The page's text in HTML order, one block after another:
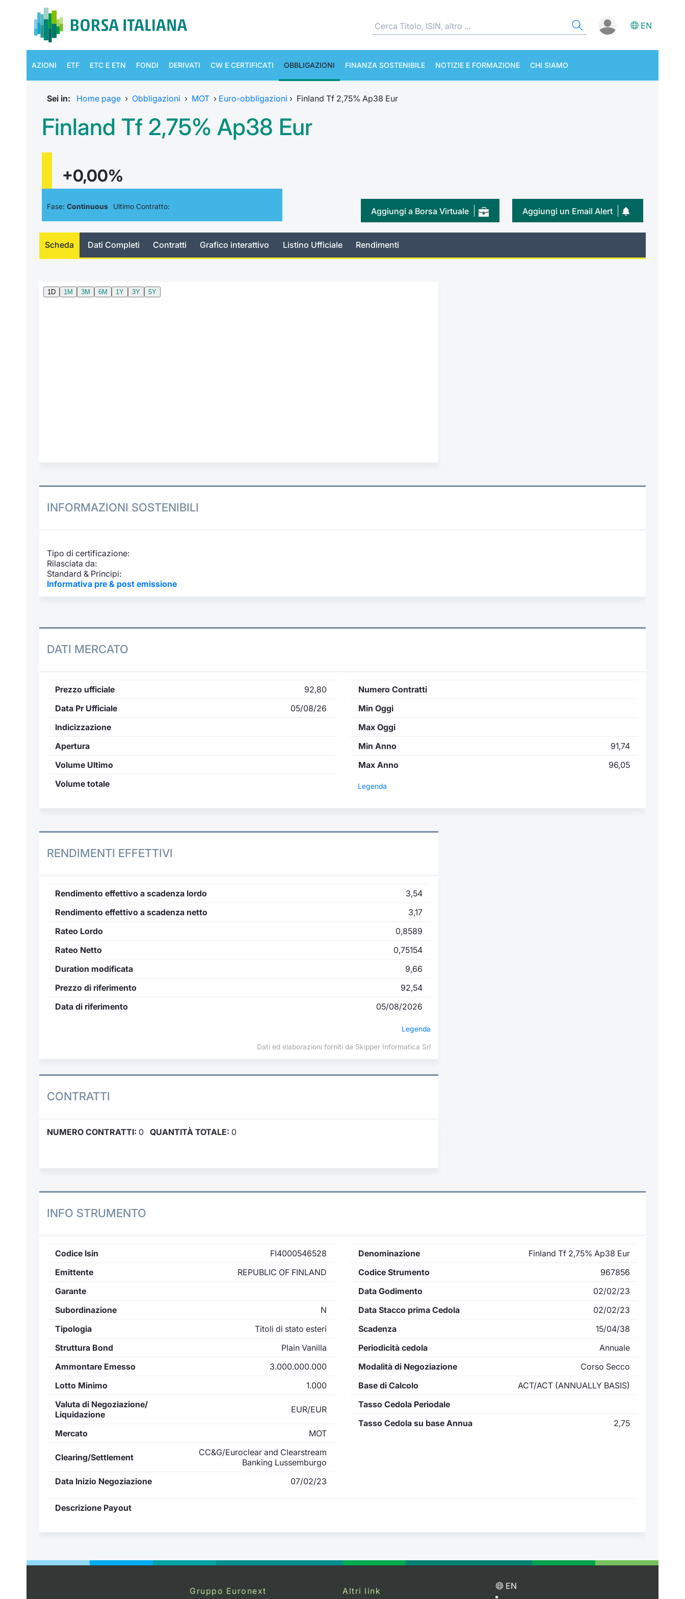
EN
AZIONI ETF ETC E ETN FONDI DERIVATI CW E CERTIFICATI OBBLIGAZIONI FINANZA SOSTENIBILE NOTIZIE E FORMAZIONE CHI SIAMO
Sei in: Home page › Obbligazioni › MOT › Euro-obbligazioni › Finland Tf 2,75% Ap38 Eur
Finland Tf 2,75% Ap38 Eur
+0,00%
Fase: Continuous Ultimo Contratto: Aggiungi un Email Alert
Aggiungi a Borsa Virtuale
Scheda Dati Completi Contratti Grafico interattivo Listino Ufficiale Rendimenti
INFORMAZIONI SOSTENIBILI
Tipo di certificazione:
Rilasciata da:
Standard & Principi:
Informativa pre & post emissione
DATI MERCATO
Prezzo ufficiale
92,80
Data Pr Ufficiale
05/08/26
Indicizzazione
Apertura
Volume Ultimo
Volume totale
Numero Contratti
Min Oggi
Max Oggi
Min Anno
91,74
Max Anno
96,05
Legenda
RENDIMENTI EFFETTIVI
Rendimento effettivo a scadenza lordo
3,54
Rendimento effettivo a scadenza netto
3,17
Rateo Lordo
0,8589
Rateo Netto
0,75154
Duration modificata
9,66
Prezzo di riferimento
92,54
Data di riferimento
05/08/2026
Legenda
Dati ed elaborazioni forniti da Skipper Informatica Srl
CONTRATTI
NUMERO CONTRATTI: 0 QUANTITÀ TOTALE: 0
INFO STRUMENTO
Codice Isin
FI4000546528
Emittente
REPUBLIC OF FINLAND
Garante
Subordinazione
N
Tipologia
Titoli di stato esteri
Struttura Bond
Plain Vanilla
Ammontare Emesso
3.000.000.000
Lotto Minimo
1.000
Valuta di Negoziazione/
Liquidazione
EUR/EUR
Mercato MOT
Clearing/Settlement
CC&G/Euroclear and Clearstream
Banking Lussemburgo
Data Inizio Negoziazione
07/02/23
Denominazione
Finland Tf 2,75% Ap38 Eur
Codice Strumento
967856
Data Godimento
02/02/23
Data Stacco prima Cedola
02/02/23
Scadenza
15/04/38
Periodicità cedola
Annuale
Modalità di Negoziazione
Corso Secco
Base di Calcolo
ACT/ACT (ANNUALLY BASIS)
Tasso Cedola Periodale
Tasso Cedola su base Annua
2,75
Descrizione Payout
Gruppo Euronext Altri link EN